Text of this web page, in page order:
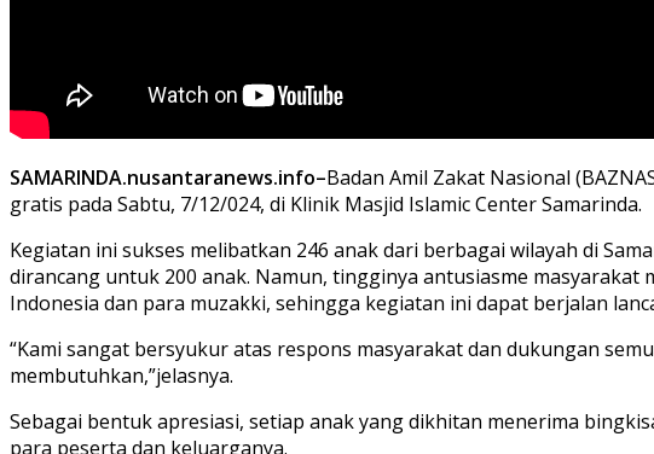
SAMARINDA.nusantaranews.info–Badan Amil Zakat Nasional
gratis pada Sabtu, 7/12/024, di Klinik Masjid Islamic Center Samarinda.
Kegiatan ini sukses melibatkan 246 anak dari berbagai wilayah di
dirancang untuk 200 anak. Namun, tingginya antusiasme
Indonesia dan para muzakki, sehingga kegiatan ini dapat berjalan
“Kami sangat bersyukur atas respons masyarakat dan dukungan
membutuhkan,”jelasnya.
Sebagai bentuk apresiasi, setiap anak yang dikhitan menerima
para peserta dan keluarganya.